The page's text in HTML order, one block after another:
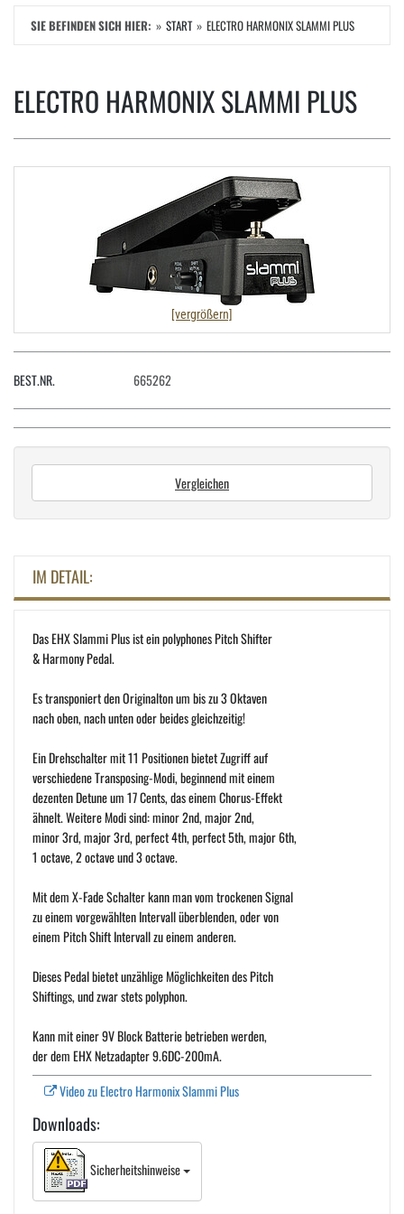
SIE BEFINDEN SICH HIER: START ELECTRO HARMONIX SLAMMI PLUS
ELECTRO HARMONIX SLAMMI PLUS
[vergrößern]
BEST.NR. 665262
Vergleichen
IM DETAIL:
Das EHX Slammi Plus ist ein polyphones Pitch Shifter
& Harmony Pedal.
Es transponiert den Originalton um bis zu 3 Oktaven
nach oben, nach unten oder beides gleichzeitig!
Ein Drehschalter mit 11 Positionen bietet Zugriff auf
verschiedene Transposing-Modi, beginnend mit einem
dezenten Detune um 17 Cents, das einem Chorus-Effekt
ähnelt. Weitere Modi sind: minor 2nd, major 2nd,
minor 3rd, major 3rd, perfect 4th, perfect 5th, major 6th,
1 octave, 2 octave und 3 octave.
Mit dem X-Fade Schalter kann man vom trockenen Signal
zu einem vorgewählten Intervall überblenden, oder von
einem Pitch Shift Intervall zu einem anderen.
Dieses Pedal bietet unzählige Möglichkeiten des Pitch
Shiftings, und zwar stets polyphon.
Kann mit einer 9V Block Batterie betrieben werden,
der dem EHX Netzadapter 9.6DC-200mA.
Video zu Electro Harmonix Slammi Plus
Downloads:
Sicherheitshinweise